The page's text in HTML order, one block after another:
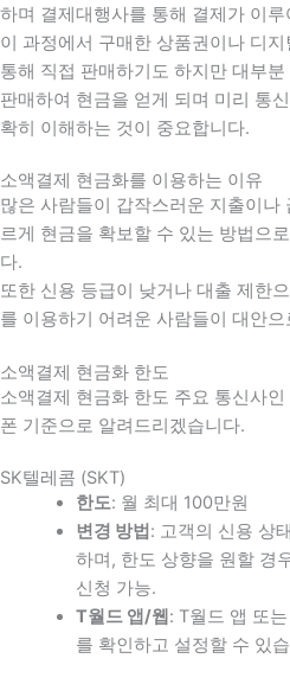
하며 결제대행사를 통해 결제가 이루
이 과정에서 구매한 상품권이나 디
통해 직접 판매하기도 하지만 대부
판매하여 현금을 얻게 되며 미리 통
확히 이해하는 것이 중요합니다.
소액결제 현금화를 이용하는 이유
많은 사람들이 갑작스러운 지출이나
르게 현금을 확보할 수 있는 방법으
다.
또한 신용 등급이 낮거나 대출 제한
를 이용하기 어려운 사람들이 대안
소액결제 현금화 한도
소액결제 현금화 한도 주요 통신사
폰 기준으로 알려드리겠습니다.
SK텔레콤 (SKT)
한도: 월 최대 100만원
변경 방법 : 고객의 신용 상
하며, 한도 상향을 원할 경
신청 가능.
T월드 앱/웹 : T월드 앱 또
를 확인하고 설정할 수 있